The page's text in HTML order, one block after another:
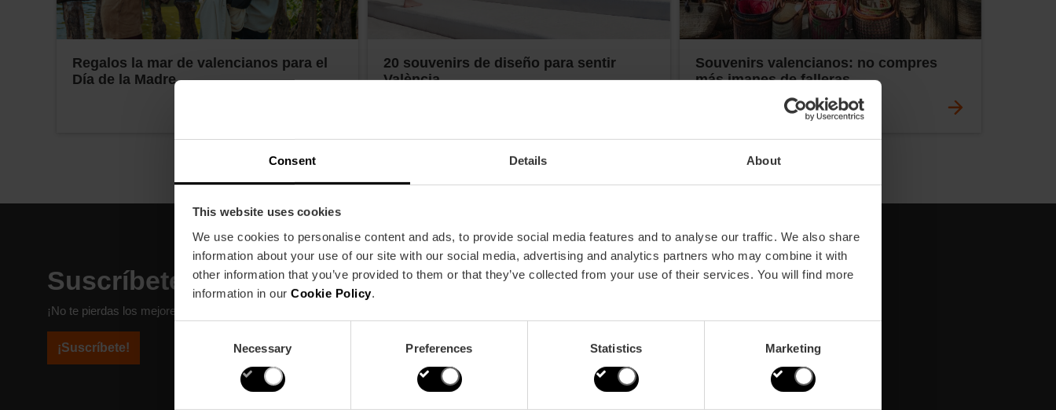
Consent Details About
This website uses cookies
We use cookies to personalise content and ads, to provide social media features and to analyse our traffic. We also share
information about your use of our site with our social media, advertising and analytics partners who may combine it with
other information that you’ve provided to them or that they’ve collected from your use of their services. You will find more
information in our Cookie Policy
Necessary Preferences Statistics Marketing
Regalos la mar de valencianos para el
Día de la Madre
20 souvenirs de diseño para sentir
València
Souvenirs valencianos: no compres
más imanes de falleras
Suscríbete a nuestra Newsletter
¡No te pierdas los mejores planes para disfrutar en València!
¡Suscríbete!